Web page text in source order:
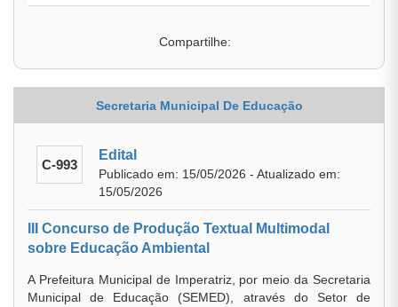
Compartilhe:
Secretaria Municipal De Educação
C-993
Edital
Publicado em: 15/05/2026 - Atualizado em:
15/05/2026
III Concurso de Produção Textual Multimodal
sobre Educação Ambiental
A Prefeitura Municipal de Imperatriz, por meio da Secretaria
Municipal de Educação (SEMED), através do Setor de